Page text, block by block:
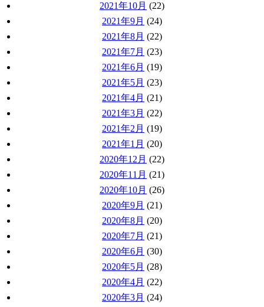
2021年10月 (22)
2021年9月 (24)
2021年8月 (22)
2021年7月 (23)
2021年6月 (19)
2021年5月 (23)
2021年4月 (21)
2021年3月 (22)
2021年2月 (19)
2021年1月 (20)
2020年12月 (22)
2020年11月 (21)
2020年10月 (26)
2020年9月 (21)
2020年8月 (20)
2020年7月 (21)
2020年6月 (30)
2020年5月 (28)
2020年4月 (22)
2020年3月 (24)